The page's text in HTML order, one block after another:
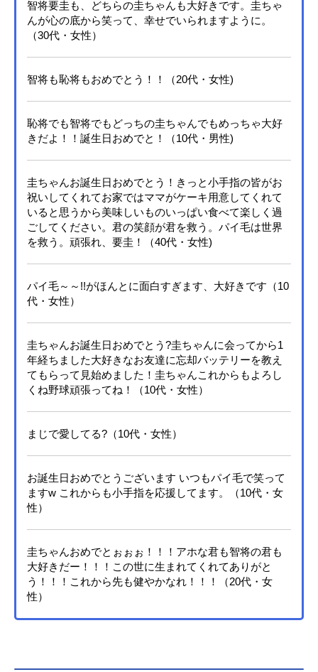
智将要圭も、どちらの圭ちゃんも大好きです。圭ちゃ
んが心の底から笑って、幸せでいられますように。
（30代・女性）
智将も恥将もおめでとう！！（20代・女性)
恥将でも智将でもどっちの圭ちゃんでもめっちゃ大好
きだよ！！誕生日おめでと！（10代・男性)
圭ちゃんお誕生日おめでとう！きっと小手指の皆がお
祝いしてくれてお家ではママがケーキ用意してくれて
いると思うから美味しいものいっぱい食べて楽しく過
ごしてください。君の笑顔が君を救う。パイ毛は世界
を救う。頑張れ、要圭！（40代・女性)
パイ毛～～!!がほんとに面白すぎます、大好きです（10
代・女性）
圭ちゃんお誕生日おめでとう?圭ちゃんに会ってから1
年経ちました大好きなお友達に忘却バッテリーを教え
てもらって見始めました！圭ちゃんこれからもよろし
くね野球頑張ってね！（10代・女性）
まじで愛してる?（10代・女性）
お誕生日おめでとうございます いつもパイ毛で笑って
ますw これからも小手指を応援してます。（10代・女
性）
圭ちゃんおめでとぉぉぉ！！！アホな君も智将の君も
大好きだー！！！この世に生まれてくれてありがと
う！！！これから先も健やかなれ！！！（20代・女
性）